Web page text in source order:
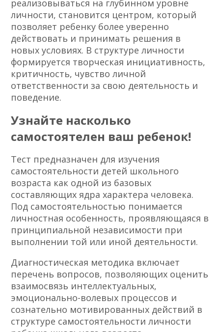
реализовываться на глубинном уровне
личности, становится центром, который
позволяет ребенку более уверенно
действовать и принимать решения в
новых условиях. В структуре личности
формируется творческая инициативность,
критичность, чувство личной
ответственности за свою деятельность и
поведение.
Узнайте насколько
самостоятелен ваш ребенок!
Тест предназначен для изучения
самостоятельности детей школьного
возраста как одной из базовых
составляющих ядра характера человека.
Под самостоятельностью понимается
личностная особенность, проявляющаяся в
принципиальной независимости при
выполнении той или иной деятельности.
Диагностическая методика включает
перечень вопросов, позволяющих оценить
взаимосвязь интеллектуальных,
эмоционально-волевых процессов и
сознательно мотивированных действий в
структуре самостоятельности личности